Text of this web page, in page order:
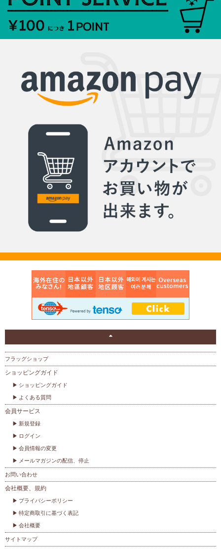
フラッグショップ
ショッピングガイド
ショッピングガイド
よくある質問
会員サービス
新規登録
ログイン
会員情報の変更
メールマガジンの配信、停止
お問い合わせ
会社概要、規約
プライバシーポリシー
特定商取引に基づく表記
会社概要
サイトマップ